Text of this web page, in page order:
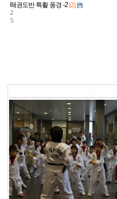
3
2
5
태권도반 특활 풍경 -2 [2]